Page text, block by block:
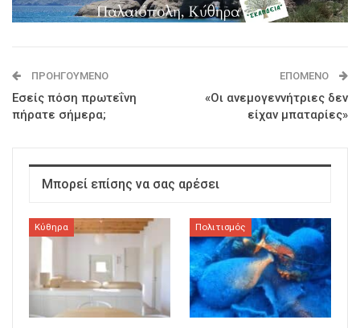
ΠΡΟΗΓΟΎΜΕΝΟ
Εσείς πόση πρωτεΐνη
πήρατε σήμερα;
ΕΠΌΜΕΝΟ
«Οι ανεμογεννήτριες δεν
είχαν μπαταρίες»
Μπορεί επίσης να σας αρέσει
Κύθηρα Πολιτισμός